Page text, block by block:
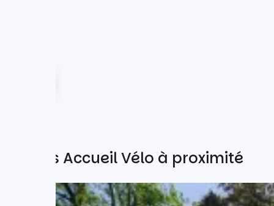
Autres Accueil Vélo à proximité